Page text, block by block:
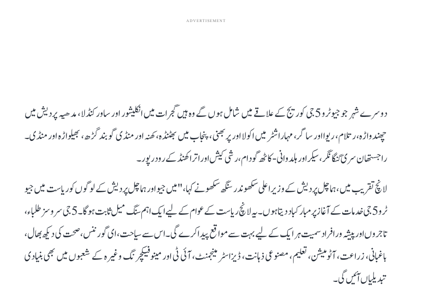
ADVERTISEMENT
دوسرے شہر جو جیو ٹرو 5جی کوریج کے علاقے میں شامل ہوں گے وہ ہیں گجرات میں انکلیشور اور ساور کنڈلا، مدھیہ پردیش میں
چھندواڑہ، رتلام، ریوا اور ساگر، مہاراشٹر میں اکولا اور پربھنی، پنجاب میں بھٹنڈہ، کھنہ اور منڈی گوبند گڑھ، بھیلواڑہ اور منڈی۔
راجستھان سری گنگا نگر، سیکر اور ہلدوانی-کاٹھ گودام، رشی کیش اور اتراکھنڈ کے رودرپور۔
لانچ تقریب میں، ہماچل پردیش کے وزیر اعلی سکھوندر سنگھ سکھو نے کہا، "میں جیو اور ہماچل پردیش کے لوگوں کو ریاست میں جیو
ٹرو 5جی خدمات کے آغاز پر مبارکباد دیتا ہوں۔ یہ لانچ ریاست کے عوام کے لیے ایک اہم سنگ میل ثابت ہوگا۔ 5جی سروسز طلباء،
تاجروں اور پیشہ ور افراد سمیت ہر ایک کے لیے بہت سے مواقع پیدا کرے گی۔ اس سے سیاحت، ای گورننس، صحت کی دیکھ بھال،
باغبانی، زراعت، آٹومیشن، تعلیم، مصنوعی ذہانت، ڈیزاسٹر مینجمنٹ، آئی ٹی اور مینوفیکچرنگ وغیرہ کے شعبوں میں بھی بنیادی
تبدیلیاں آئیں گی۔